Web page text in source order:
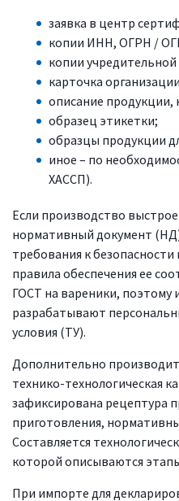
заявка в центр
копии ИНН, ОГРН /
копии
карточка
описание
образец этикетки;
образцы продукции
иное – по
ХАССП).
Если производство
нормативный документ
требования к
правила обеспечения ее
ГОСТ на вареники, поэтому
разрабатывают
условия (ТУ).
Дополнительно
технико-технологическая
зафиксирована рецептура
приготовления,
Составляется
которой описываются
При импорте для